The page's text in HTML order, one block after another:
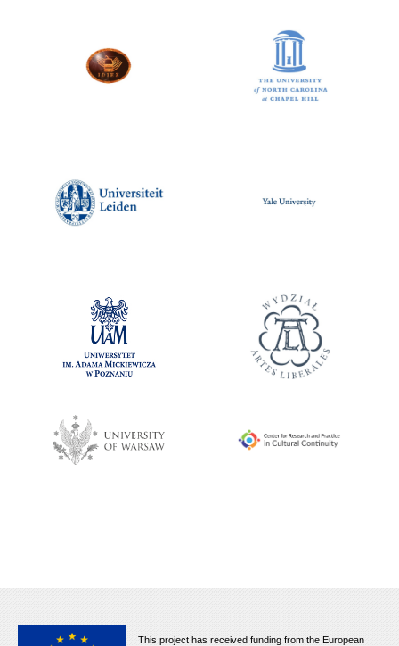
This project has received funding from the European